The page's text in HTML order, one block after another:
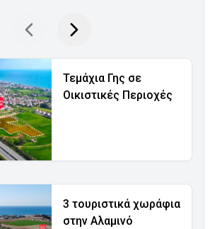
Τεμάχια Γης σε
Οικιστικές Περιοχές
3 τουριστικά χωράφια
στην Αλαμινό